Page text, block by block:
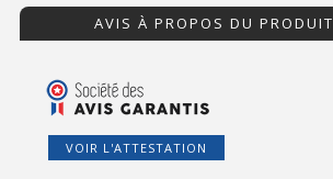
AVIS À PROPOS DU PRODUIT
VOIR L'ATTESTATION